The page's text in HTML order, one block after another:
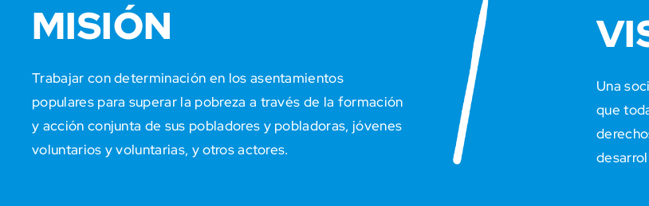
MISIÓN
Trabajar con determinación en los asentamientos
populares para superar la pobreza a través de la formación
y acción conjunta de sus pobladores y pobladoras, jóvenes
voluntarios y voluntarias, y otros actores.
Una
que